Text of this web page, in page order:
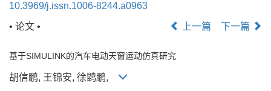
10.3969/j.issn.1006-8244.a0963
• 论文 •
上一篇 下一篇
基于SIMULINK的汽车电动天窗运动仿真研究
胡信鹏, 王锦安, 徐鹍鹏,